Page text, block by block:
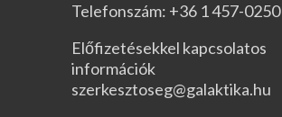
Telefonszám: +36 1 457-0250
Előfizetésekkel kapcsolatos
információk
szerkesztoseg@galaktika.hu